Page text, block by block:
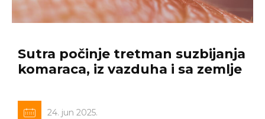
Sutra počinje tretman suzbijanja
komaraca, iz vazduha i sa zemlje
24. jun 2025.